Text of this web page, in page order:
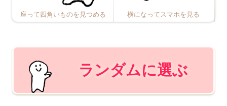
座って四角いものを見つめる 横になってスマホを見る
ランダムに選ぶ